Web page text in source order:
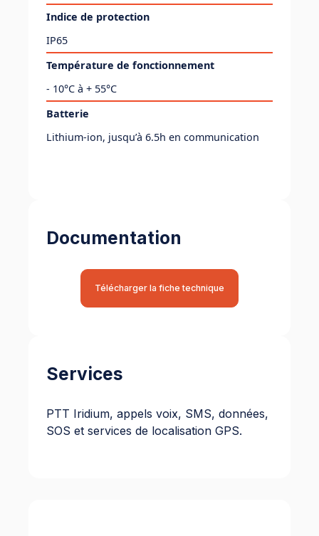
Indice de protection
IP65
Température de fonctionnement
- 10°C à + 55°C
Batterie
Lithium-ion, jusqu’à 6.5h en communication
Documentation
Télécharger la fiche technique
Services
PTT Iridium, appels voix, SMS, données,
SOS et services de localisation GPS.